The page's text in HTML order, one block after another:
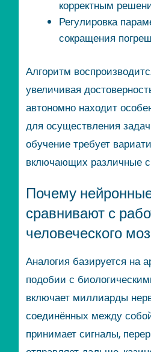
корректным
Регулировка
сокращения
Алгоритм
увеличивая
автономно находит
для осуществления
обучение требует
включающих различные
Почему
сравнивают с
человеческого
Аналогия базируется на
подобии с
включает миллиарды
соединённых между
принимает сигналы,